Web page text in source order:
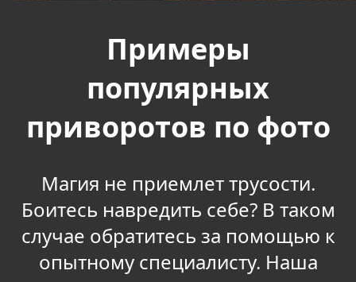
Примеры
популярных
приворотов по фото
Магия не приемлет трусости.
Боитесь навредить себе? В таком
случае обратитесь за помощью к
опытному специалисту. Наша